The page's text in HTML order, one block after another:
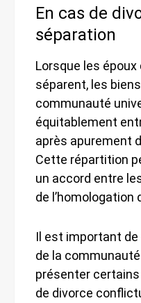
En cas de
séparation
Lorsque les
séparent, les
communauté
équitablement
après apurement
Cette répartition
un accord entre
de l’homologation
Il est important de
de la
présenter
de divorce